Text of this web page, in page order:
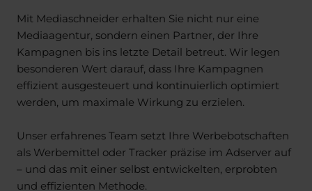
Mit Mediaschneider erhalten Sie nicht nur eine
Mediaagentur, sondern einen Partner, der Ihre
Kampagnen bis ins letzte Detail betreut. Wir legen
besonderen Wert darauf, dass Ihre Kampagnen
effizient ausgesteuert und kontinuierlich optimiert
werden, um maximale Wirkung zu erzielen.
Unser erfahrenes Team setzt Ihre Werbebotschaften
als Werbemittel oder Tracker präzise im Adserver auf
– und das mit einer selbst entwickelten, erprobten
und effizienten Methode.